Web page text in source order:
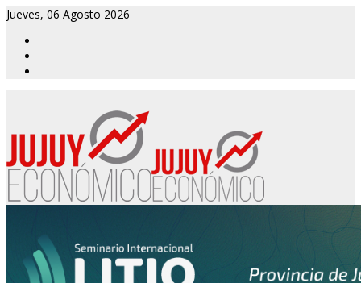
Jueves, 06 Agosto 2026